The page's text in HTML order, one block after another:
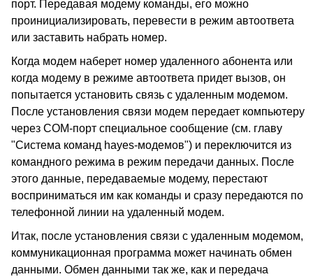
порт. Передавая модему команды, его можно
проинициализировать, перевести в режим автоответа
или заставить набрать номер.
Когда модем наберет номер удаленного абонента или
когда модему в режиме автоответа придет вызов, он
попытается установить связь с удаленным модемом.
После установления связи модем передает компьютеру
через COM-порт специальное сообщение (см. главу
"Система команд hayes-модемов") и переключится из
командного режима в режим передачи данных. После
этого данные, передаваемые модему, перестают
восприниматься им как команды и сразу передаются по
телефонной линии на удаленный модем.
Итак, после установления связи с удаленным модемом,
коммуникационная программа может начинать обмен
данными. Обмен данными так же, как и передача